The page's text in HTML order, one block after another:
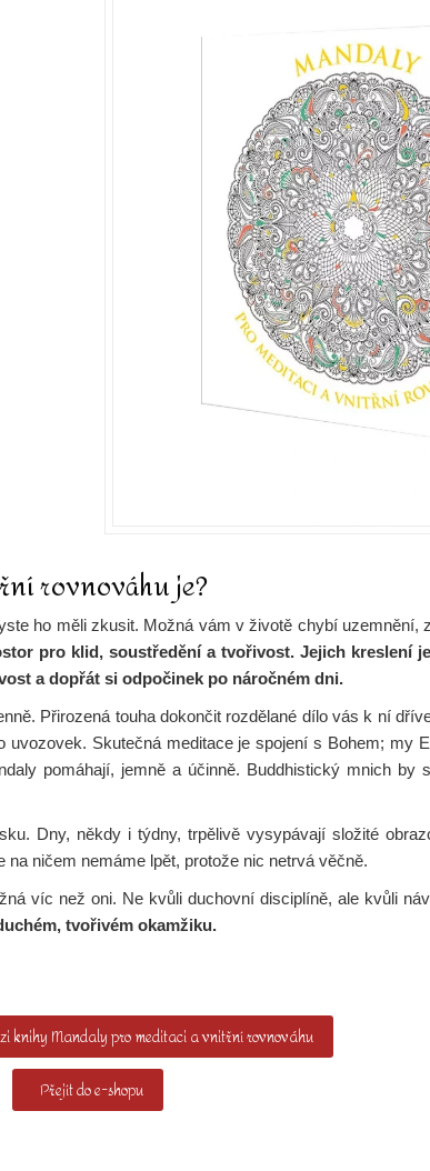
rovnováhu je?
ho měli zkusit. Možná vám v životě chybí uzemnění,
pro klid, soustředění a tvořivost. Jejich kreslení
a dopřát si odpočinek po náročném dni.
Přirozená touha dokončit rozdělané dílo vás k ní
uvozovek. Skutečná meditace je spojení s Bohem; my
pomáhají, jemně a účinně. Buddhistický mnich by
Dny, někdy i týdny, trpělivě vysypávají složité
ničem nemáme lpět, protože nic netrvá věčně.
víc než oni. Ne kvůli duchovní disciplíně, ale kvůli
tvořivém okamžiku.
knihy Mandaly pro meditaci a vnitřní rovnováhu
Přejít do e-shopu